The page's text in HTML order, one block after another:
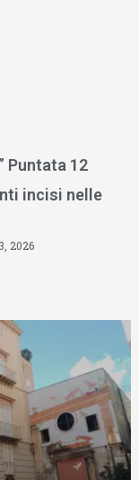
Puntata 12
incisi nelle
2026